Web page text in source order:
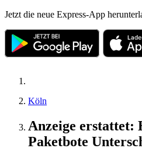
Jetzt die neue Express-App
Köln
Anzeige erstattet:
Paketbote